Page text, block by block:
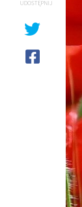
UDOSTĘPNIJ